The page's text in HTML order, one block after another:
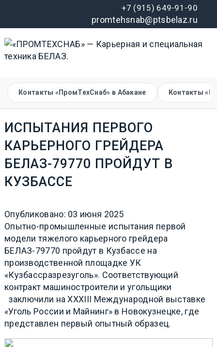
+7 (915) 649-91-90
promtehsnab@ptsbelaz.ru
Контакты «ПромТехСнаб» в Абакане Контакты
ИСПЫТАНИЯ ПЕРВОГО
КАРЬЕРНОГО ГРЕЙДЕРА
БЕЛАЗ-79770 ПРОЙДУТ В
КУЗБАССЕ
Опубликовано: 03 июня 2025
Опытно-промышленные испытания первой
модели тяжелого карьерного грейдера
БЕЛАЗ-79770 пройдут в Кузбассе на
производственной площадке УК
«Кузбассразрезуголь». Соответствующий
контракт машиностроители и угольщики
заключили на XXXIII Международной выставке
«Уголь России и Майнинг» в Новокузнецке, где
представлен первый опытный образец.